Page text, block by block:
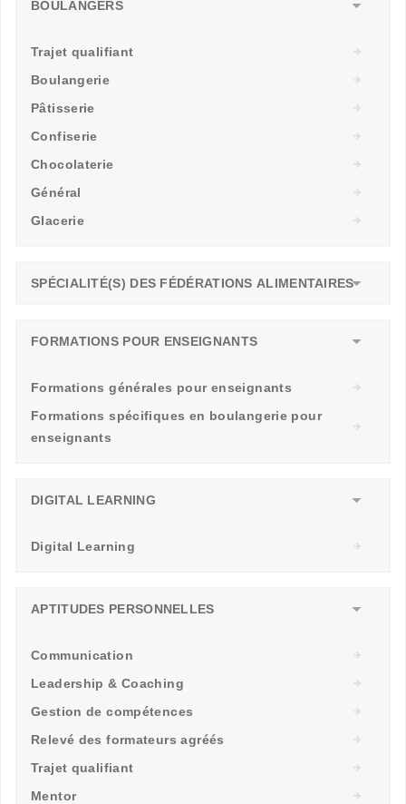
BOULANGERS
Trajet qualifiant
Boulangerie
Pâtisserie
Confiserie
Chocolaterie
Général
Glacerie
SPÉCIALITÉ(S) DES FÉDÉRATIONS ALIMENTAIRES
FORMATIONS POUR ENSEIGNANTS
Formations générales pour enseignants
Formations spécifiques en boulangerie pour
enseignants
DIGITAL LEARNING
Digital Learning
APTITUDES PERSONNELLES
Communication
Leadership & Coaching
Gestion de compétences
Relevé des formateurs agréés
Trajet qualifiant
Mentor